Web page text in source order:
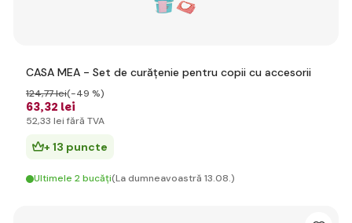
CASA MEA - Set de curățenie pentru copii cu accesorii
63,32 lei
124,77 lei(-49 %)
52,33 lei fără TVA
+ 13 puncte
Ultimele 2 bucăți(La dumneavoastră 13.08.)